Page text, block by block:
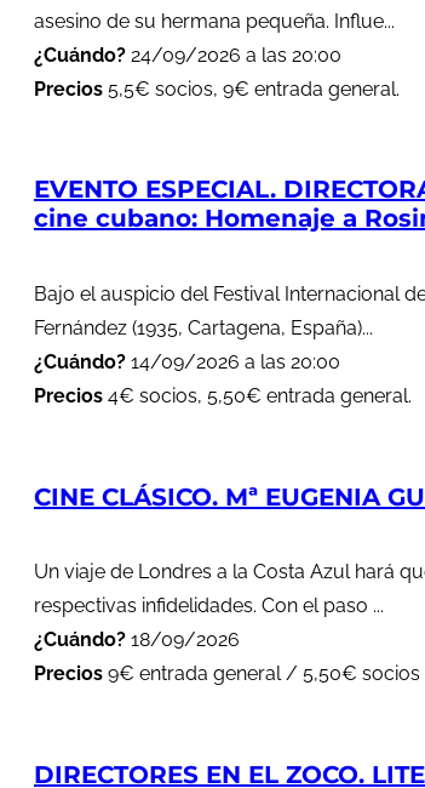
asesino de su hermana pequeña. Influe...
¿Cuándo? 24/09/2026 a las 20:00
Precios 5,5€ socios, 9€ entrada general.
EVENTO ESPECIAL.
cine cubano: Homenaje a
Bajo el auspicio del Festival Internacional
Fernández (1935, Cartagena, España)...
¿Cuándo? 14/09/2026 a las 20:00
Precios 4€ socios, 5,50€ entrada general.
CINE CLÁSICO. Mª EUGENIA
Un viaje de Londres a la Costa Azul hará
respectivas infidelidades. Con el paso ...
¿Cuándo? 18/09/2026
Precios 9€ entrada general / 5,50€ socios
DIRECTORES EN EL ZOCO.